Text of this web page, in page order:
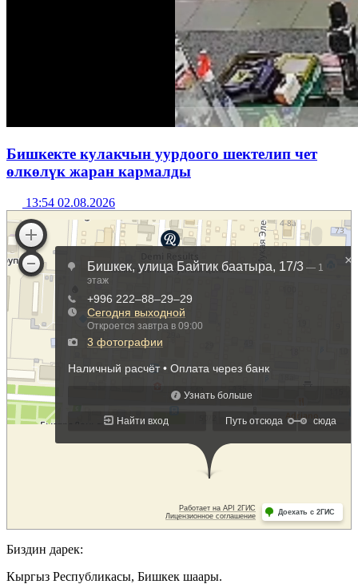
Бишкекте кулакчын уурдоого шектелип чет
өлкөлүк жаран кармалды
13:54 02.08.2026
Биздин дарек:
Кыргыз Республикасы, Бишкек шаары.